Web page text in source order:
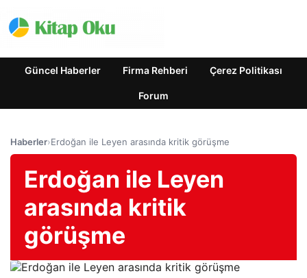
Güncel Haberler Firma Rehberi Çerez Politikası
Forum
Haberler›Erdoğan ile Leyen arasında kritik görüşme
Erdoğan ile Leyen
arasında kritik
görüşme